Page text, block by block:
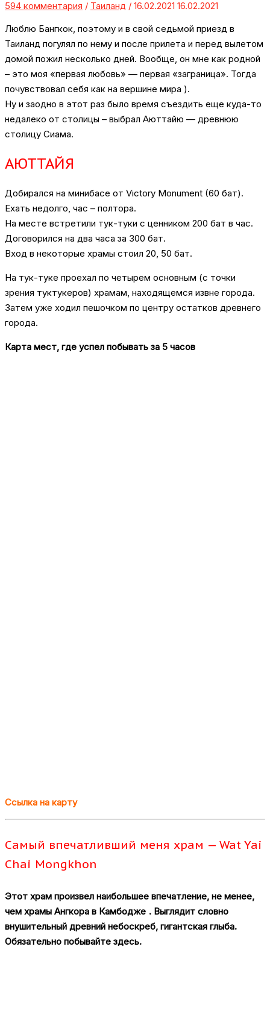
594 комментария / Таиланд / 16.02.2021 16.02.2021
Люблю Бангкок, поэтому и в свой седьмой приезд в
Таиланд погулял по нему и после прилета и перед вылетом
домой пожил несколько дней. Вообще, он мне как родной
– это моя «первая любовь» — первая «заграница». Тогда
почувствовал себя как на вершине мира ).
Ну и заодно в этот раз было время съездить еще куда-то
недалеко от столицы – выбрал Аюттайю — древнюю
столицу Сиама.
АЮТТАЙЯ
Добирался на минибасе от Victory Monument (60 бат).
Ехать недолго, час – полтора.
На месте встретили тук-туки с ценником 200 бат в час.
Договорился на два часа за 300 бат.
Вход в некоторые храмы стоил 20, 50 бат.
На тук-туке проехал по четырем основным (с точки
зрения туктукеров) храмам, находящемся извне города.
Затем уже ходил пешочком по центру остатков древнего
города.
Карта мест, где успел побывать за 5 часов
Ссылка на карту
Самый впечатливший меня храм — Wat Yai
Chai Mongkhon
Этот храм произвел наибольшее впечатление, не менее,
чем храмы Ангкора в Камбодже . Выглядит словно
внушительный древний небоскреб, гигантская глыба.
Обязательно побывайте здесь.